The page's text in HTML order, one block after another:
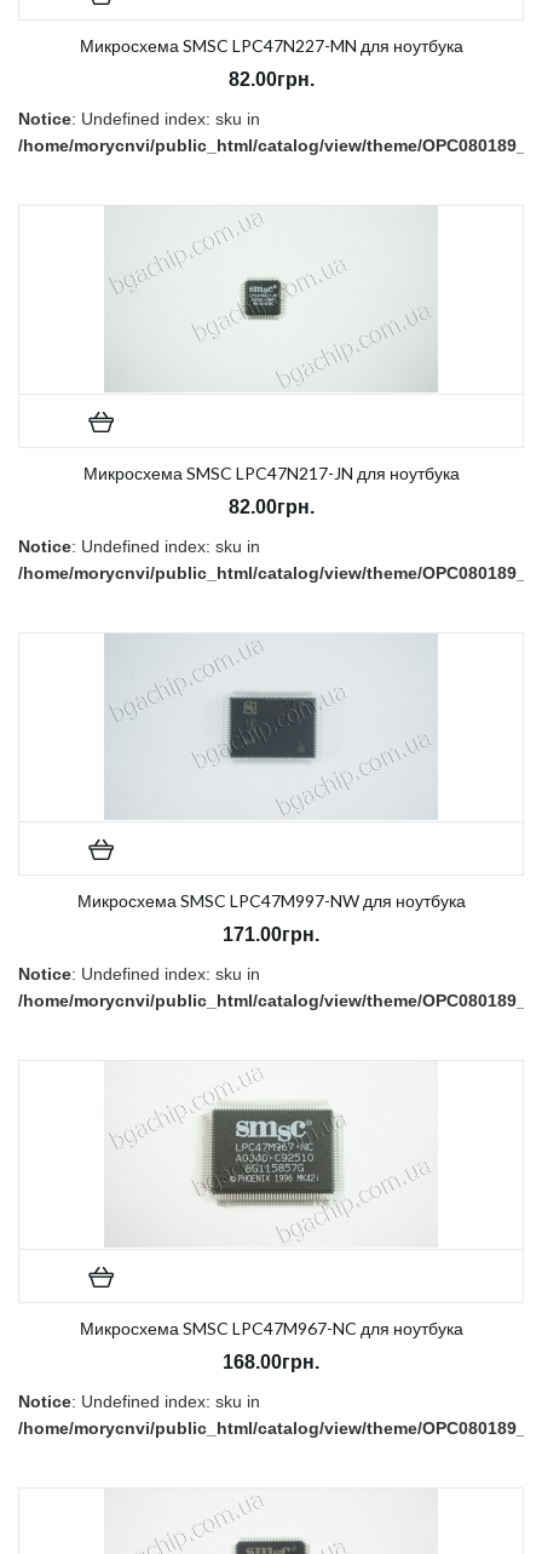
Микросхема SMSC LPC47N227-MN для ноутбука
82.00грн.
Notice: Undefined index: sku in
/home/morycnvi/public_html/catalog/view/theme/
Микросхема SMSC LPC47N217-JN для ноутбука
82.00грн.
Notice: Undefined index: sku in
/home/morycnvi/public_html/catalog/view/theme/
Микросхема SMSC LPC47M997-NW для ноутбука
171.00грн.
Notice: Undefined index: sku in
/home/morycnvi/public_html/catalog/view/theme/
Микросхема SMSC LPC47M967-NC для ноутбука
168.00грн.
Notice: Undefined index: sku in
/home/morycnvi/public_html/catalog/view/theme/